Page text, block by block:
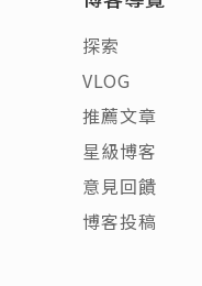
探索
VLOG
推薦文章
星級博客
意見回饋
博客投稿